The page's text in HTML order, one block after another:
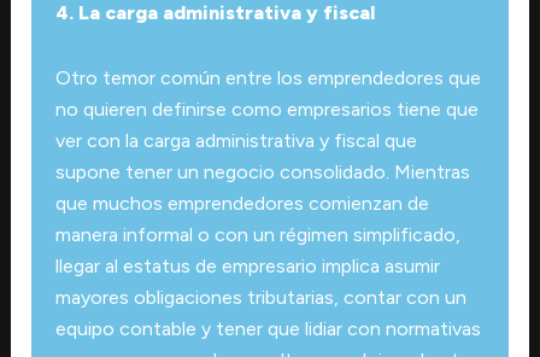
4. La carga administrativa y fiscal
Otro temor común entre los emprendedores que
no quieren definirse como empresarios tiene que
ver con la carga administrativa y fiscal que
supone tener un negocio consolidado. Mientras
que muchos emprendedores comienzan de
manera informal o con un régimen simplificado,
llegar al estatus de empresario implica asumir
mayores obligaciones tributarias, contar con un
equipo contable y tener que lidiar con normativas